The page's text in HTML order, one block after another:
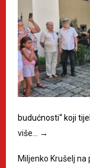
budućnosti“ koji
više…
→
Miljenko Krušelj